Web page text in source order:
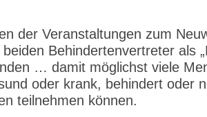
der Veranstaltungen zum
Behindertenvertreter als
… damit möglichst viele
oder krank, behindert oder
teilnehmen können.